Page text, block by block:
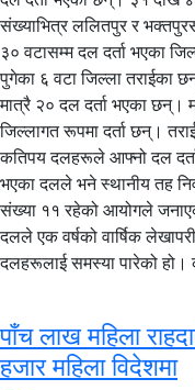
संख्याभित्र ललितपुर र
३० वटासम्म दल दर्ता भएका
पुगेका ६ वटा जिल्ला तराईका
मात्रै २० दल दर्ता भएका छन्।
जिल्लागत रूपमा दर्ता छन्।
कतिपय दलहरूले आफ्नो दल दर्ता
भएका दलले भने स्थानीय तह
संख्या ११ रहेको आयोगले
दलले एक वर्षको वार्षिक
दलहरूलाई समस्या पारेको हो।
पाँच लाख महिला
हजार महिला विदेशमा